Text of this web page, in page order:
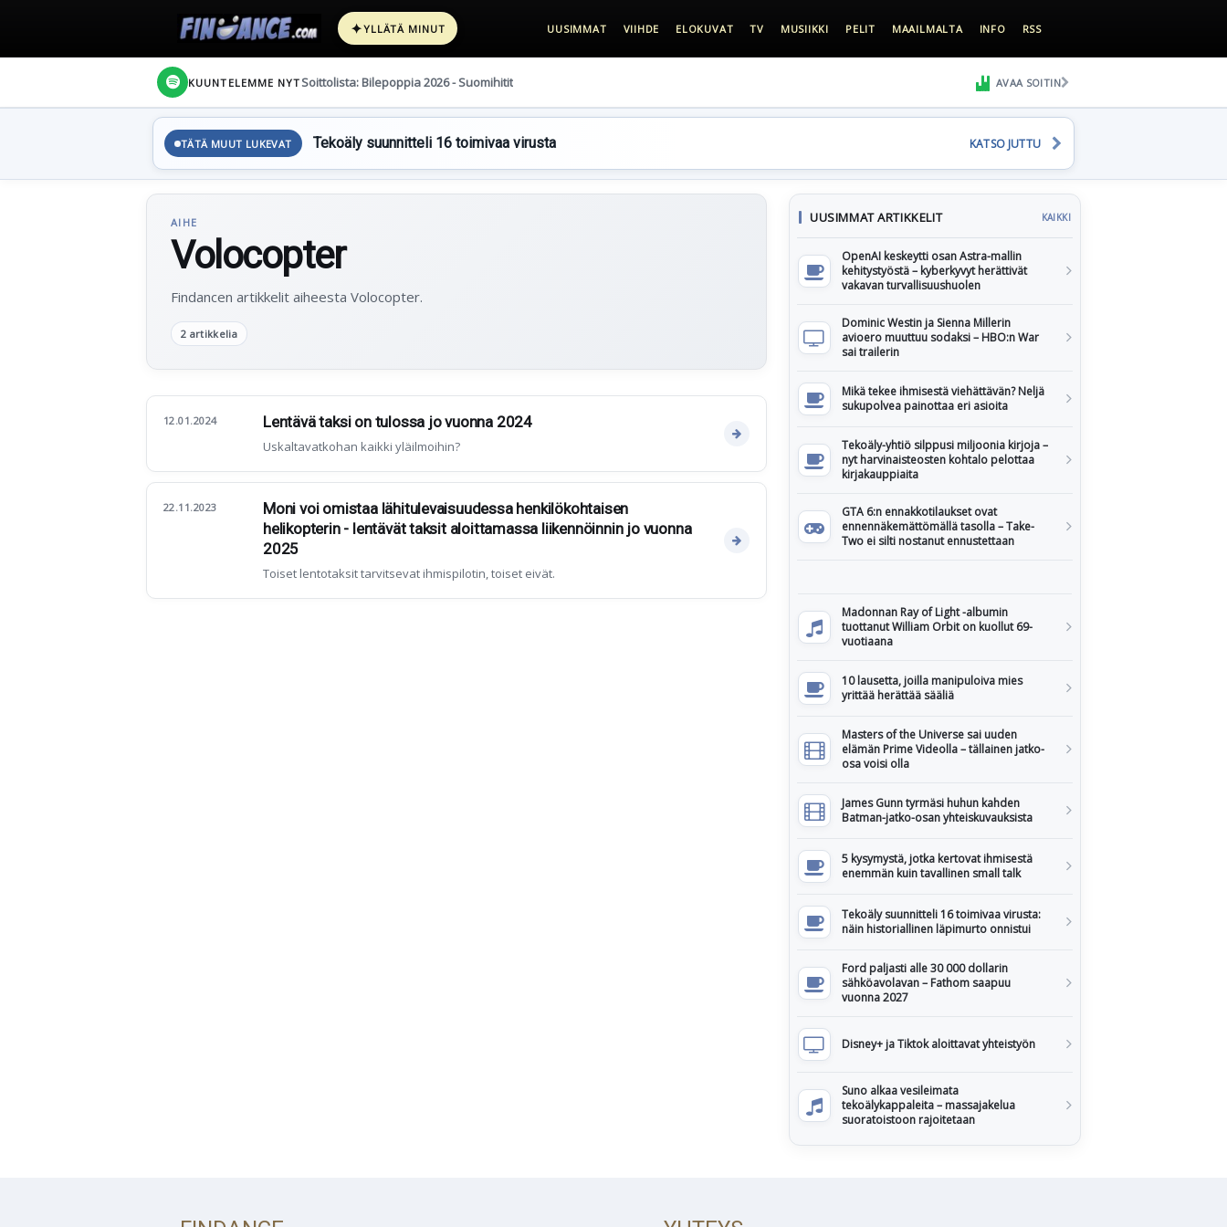
✦YLLÄTÄ MINUT UUSIMMAT VIIHDE ELOKUVAT TV MUSIIKKI PELIT MAAILMALTA INFO RSS
KUUNTELEMME NYT Soittolista: Bilepoppia 2026 - Suomihitit AVAA SOITIN
TÄTÄ MUUT LUKEVAT Tekoäly suunnitteli 16 toimivaa virusta KATSO JUTTU
AIHE
Volocopter
Findancen artikkelit aiheesta Volocopter.
2 artikkelia
12.01.2024 Lentävä taksi on tulossa jo vuonna 2024
Uskaltavatkohan kaikki yläilmoihin?
22.11.2023
Moni voi omistaa lähitulevaisuudessa henkilökohtaisen
helikopterin - lentävät taksit aloittamassa liikennöinnin jo vuonna
2025
Toiset lentotaksit tarvitsevat ihmispilotin, toiset eivät.
UUSIMMAT ARTIKKELIT KAIKKI
OpenAI keskeytti osan Astra-mallin
kehitystyöstä – kyberkyvyt herättivät
vakavan turvallisuushuolen
Dominic Westin ja Sienna Millerin
avioero muuttuu sodaksi – HBO:n War
sai trailerin
Mikä tekee ihmisestä viehättävän? Neljä
sukupolvea painottaa eri asioita
Tekoäly-yhtiö silppusi miljoonia kirjoja –
nyt harvinaisteosten kohtalo pelottaa
kirjakauppiaita
GTA 6:n ennakkotilaukset ovat
ennennäkemättömällä tasolla – Take-
Two ei silti nostanut ennustettaan
Madonnan Ray of Light -albumin
tuottanut William Orbit on kuollut 69-
vuotiaana
10 lausetta, joilla manipuloiva mies
yrittää herättää sääliä
Masters of the Universe sai uuden
elämän Prime Videolla – tällainen jatko-
osa voisi olla
James Gunn tyrmäsi huhun kahden
Batman-jatko-osan yhteiskuvauksista
5 kysymystä, jotka kertovat ihmisestä
enemmän kuin tavallinen small talk
Tekoäly suunnitteli 16 toimivaa virusta:
näin historiallinen läpimurto onnistui
Ford paljasti alle 30 000 dollarin
sähköavolavan – Fathom saapuu
vuonna 2027
Disney+ ja Tiktok aloittavat yhteistyön
Suno alkaa vesileimata
tekoälykappaleita – massajakelua
suoratoistoon rajoitetaan